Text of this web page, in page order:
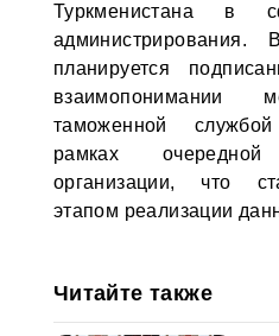
Туркменистана в
планируется
таможенной
рамках
организации, что
этапом реализации
Читайте также